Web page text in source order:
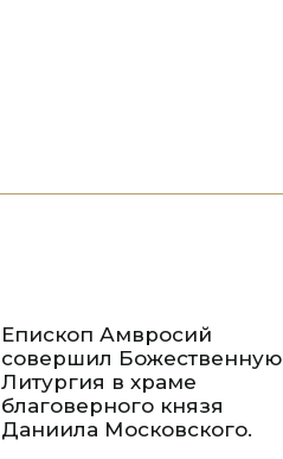
Епископ Амвросий
совершил Божественную
Литургия в храме
благоверного князя
Даниила Московского.